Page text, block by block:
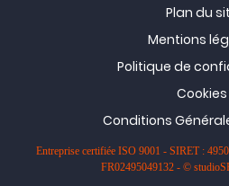
Plan du
Mentions
Politique de
Cookies
Conditions
Entreprise certifiée ISO 9001 - SIRET :
FR02495049132 - ©